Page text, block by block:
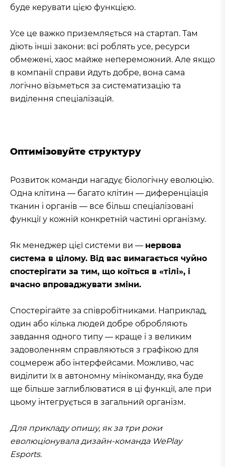
буде керувати цією функцією.
Усе це важко приземляється на стартап. Там
діють інші закони: всі роблять усе, ресурси
обмежені, хаос майже непереможний. Але якщо
в компанії справи йдуть добре, вона сама
логічно візьметься за систематизацію та
виділення спеціалізацій.
Оптимізовуйте структуру
Розвиток команди нагадує біологічну еволюцію.
Одна клітина — багато клітин — диференціація
тканин і органів — все більш спеціалізовані
функції у кожній конкретній частині організму.
Як менеджер цієї системи ви — нервова
система в цілому. Від вас вимагається чуйно
спостерігати за тим, що коїться в «тілі», і
вчасно впроваджувати зміни.
Спостерігайте за співробітниками. Наприклад,
один або кілька людей добре обробляють
завдання одного типу — краще і з великим
задоволенням справляються з графікою для
соцмереж або інтерфейсами. Можливо, час
виділити їх в автономну мінікоманду, яка буде
ще більше заглиблюватися в ці функції, але при
цьому інтегрується в загальний організм.
Для прикладу опишу, як за три роки
еволюціонувала дизайн-команда WePlay
Esports.